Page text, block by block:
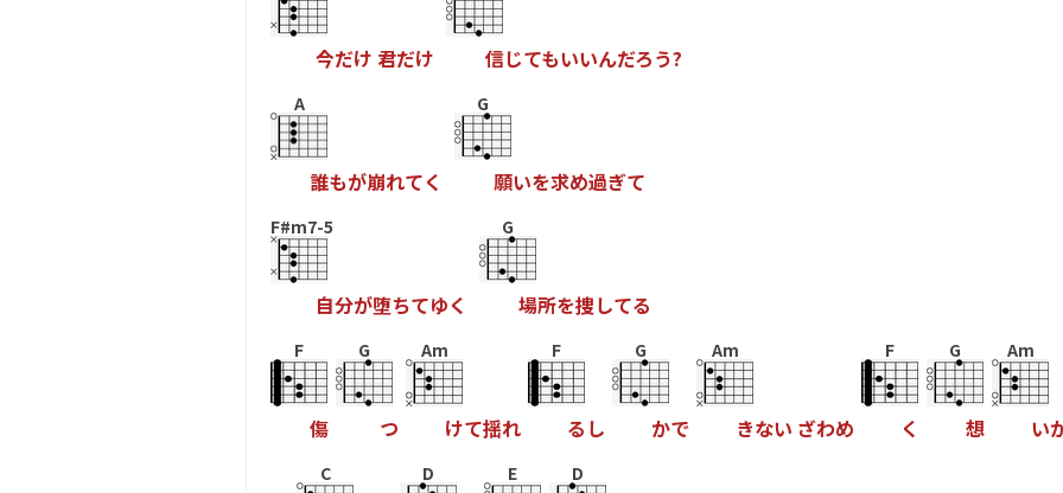
今だけ 君だけ 信じてもいいんだろう?
A
誰もが崩れてく
G
願いを求め過ぎて
F#m7-5
自分が堕ちてゆく
G
場所を捜してる
F
傷
G
つ
Am
けて揺れ
F
る し
G
かで
Am
きない ざわめ
F
く
G
想
Am
い
C D E D